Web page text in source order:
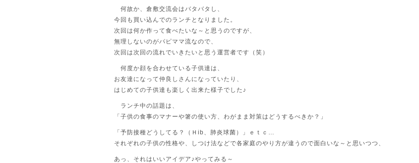
何故か、倉敷交流会はバタバタし、
今回も買い込んでのランチとなりました。
次回は何か作って食べたいな～と思うのですが、
無理しないのがパピママ流なので、
次回は次回の流れでいきたいと思う運営者です（笑）
何度か顔を合わせている子供達は、
お友達になって仲良しさんになっていたり、
はじめての子供達も楽しく出来た様子でした♪
ランチ中の話題は、
「子供の食事のマナーや箸の使い方、わがまま対策はどうするべきか？」
「予防接種どうしてる？（Ｈib、肺炎球菌）」ｅｔｃ…
それぞれの子供の性格や、しつけ法などで各家庭のやり方が違うので面白いな～と思いつつ、
あっ、それはいいアイデア♪やってみる～